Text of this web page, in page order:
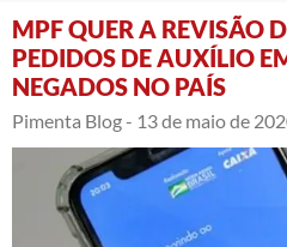
MPF QUER A REVISÃO
PEDIDOS DE AUXÍLIO
NEGADOS NO PAÍS
Pimenta Blog - 13 de maio de